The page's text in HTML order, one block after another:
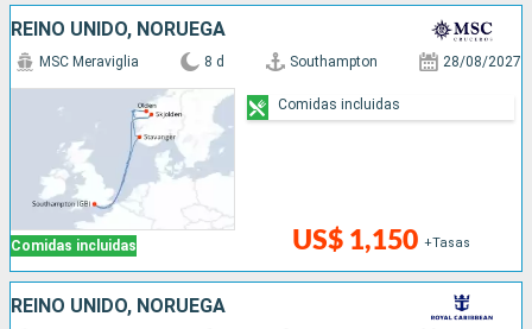
REINO UNIDO, NORUEGA
Comidas incluidas
MSC Meraviglia 8 d Southampton 28/08/2027
US$ 1,150 +Tasas
Comidas incluidas
REINO UNIDO, NORUEGA